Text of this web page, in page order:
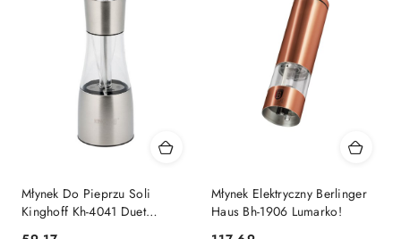
Młynek Do Pieprzu Soli
Kinghoff Kh-4041 Duet
Młynek Elektryczny Berlinger
Haus Bh-1906 Lumarko!